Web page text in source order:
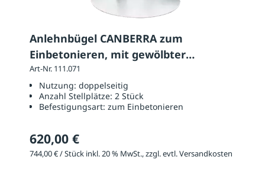
Anlehnbügel CANBERRA zum
Einbetonieren, mit gewölbter
Bodenabdeckplatte
Art-Nr. 111.071
Nutzung: doppelseitig
Anzahl Stellplätze: 2 Stück
Befestigungsart: zum Einbetonieren
620,00 €
744,00 € / Stück inkl. 20 % MwSt., zzgl. evtl. Versandkosten